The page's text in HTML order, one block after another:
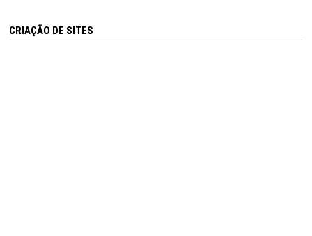
CRIAÇÃO DE SITES